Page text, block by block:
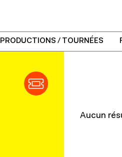
PRODUCTIONS / TOURNÉES
Aucun